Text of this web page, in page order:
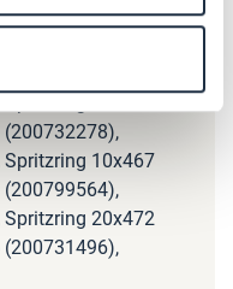
10x467
20x472